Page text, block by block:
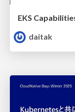
daitak